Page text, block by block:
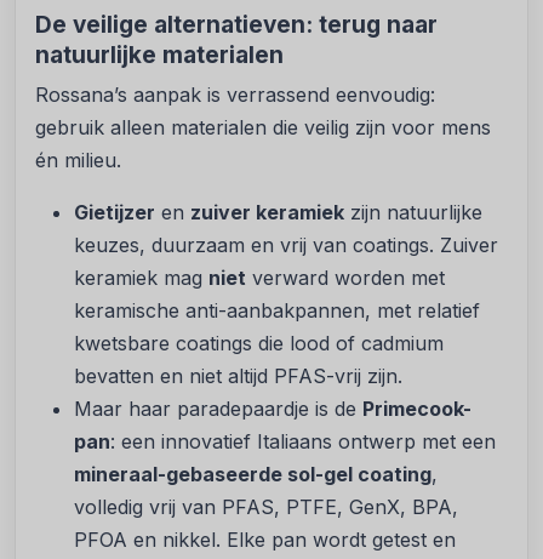
De veilige alternatieven: terug naar
natuurlijke materialen
Rossana’s aanpak is verrassend eenvoudig:
gebruik alleen materialen die veilig zijn voor mens
én milieu.
Gietijzer en zuiver keramiek zijn natuurlijke
keuzes, duurzaam en vrij van coatings. Zuiver
keramiek mag niet verward worden met
keramische anti-aanbakpannen, met relatief
kwetsbare coatings die lood of cadmium
bevatten en niet altijd PFAS-vrij zijn.
Maar haar paradepaardje is de Primecook-
pan: een innovatief Italiaans ontwerp met een
mineraal-gebaseerde sol-gel coating,
volledig vrij van PFAS, PTFE, GenX, BPA,
PFOA en nikkel. Elke pan wordt getest en